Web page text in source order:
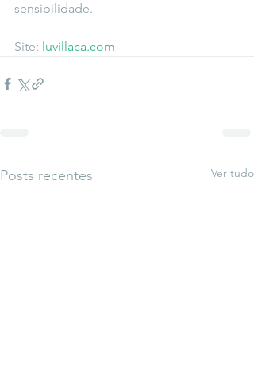
sensibilidade.
Site: luvillaca.com
Posts recentes Ver tudo